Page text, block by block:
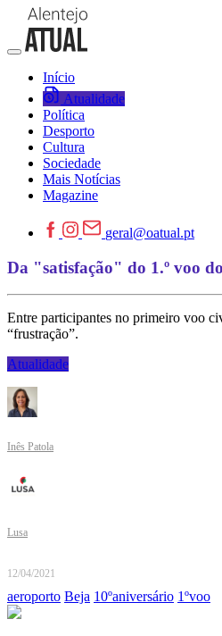
Início
Atualidade
Política
Desporto
Cultura
Sociedade
Mais Notícias
Magazine
geral@oatual.pt
Da "satisfação" do 1.º voo
Entre participantes no primeiro voo
“frustração”.
Atualidade
Inês Patola
Lusa
12/04/2021
aeroporto Beja 10ºaniversário 1ºvoo